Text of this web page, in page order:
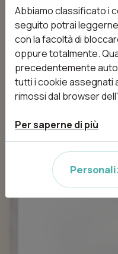
Abbiamo classificato i
seguito potrai
con la facoltà di
oppure totalmente.
precedentemente
tutti i cookie assegnati
rimossi dal browser
Per saperne di più